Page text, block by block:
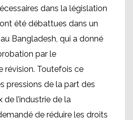
dans la législation
été débattues dans un
Bangladesh, qui a donné
par le
révision. Toutefois ce
pressions de la part des
l’industrie de la
de réduire les droits